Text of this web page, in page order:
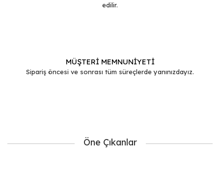
edilir.
MÜŞTERİ MEMNUNİYETİ
Sipariş öncesi ve sonrası tüm süreçlerde yanınızdayız.
Öne Çıkanlar